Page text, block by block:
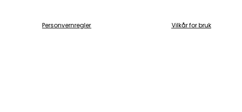
Personvernregler Vilkår for bruk